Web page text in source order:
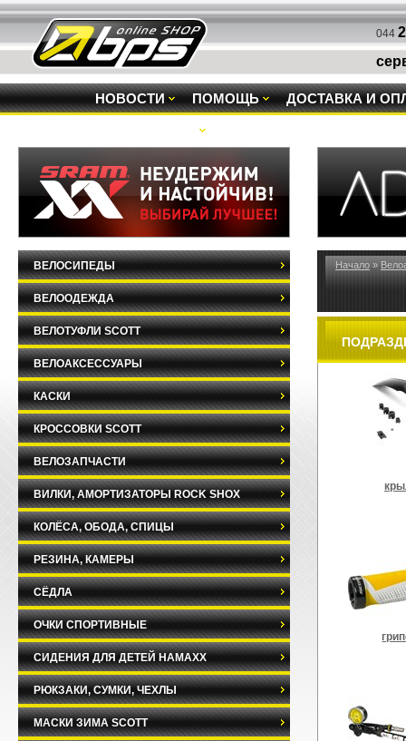
044
НОВОСТИ ПОМОЩЬ ДОСТАВКА И
Начало »
ВЕЛОСИПЕДЫ
ВЕЛООДЕЖДА
ВЕЛОТУФЛИ SCOTT
ВЕЛОАКСЕССУАРЫ
КАСКИ
КРОССОВКИ SCOTT
ВЕЛОЗАПЧАСТИ
ВИЛКИ, АМОРТИЗАТОРЫ ROCK SHOX
КОЛЁСА, ОБОДА, СПИЦЫ
РЕЗИНА, КАМЕРЫ
СЁДЛА
ОЧКИ СПОРТИВНЫЕ
СИДЕНИЯ ДЛЯ ДЕТЕЙ HAMAXX
РЮКЗАКИ, СУМКИ, ЧЕХЛЫ
МАСКИ ЗИМА SCOTT